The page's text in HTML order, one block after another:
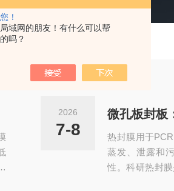
！
域网的朋友！有什么可以帮
吗？
2026
7-8
微孔板封板
热封膜用于
蒸发、泄露和
性。科研热封